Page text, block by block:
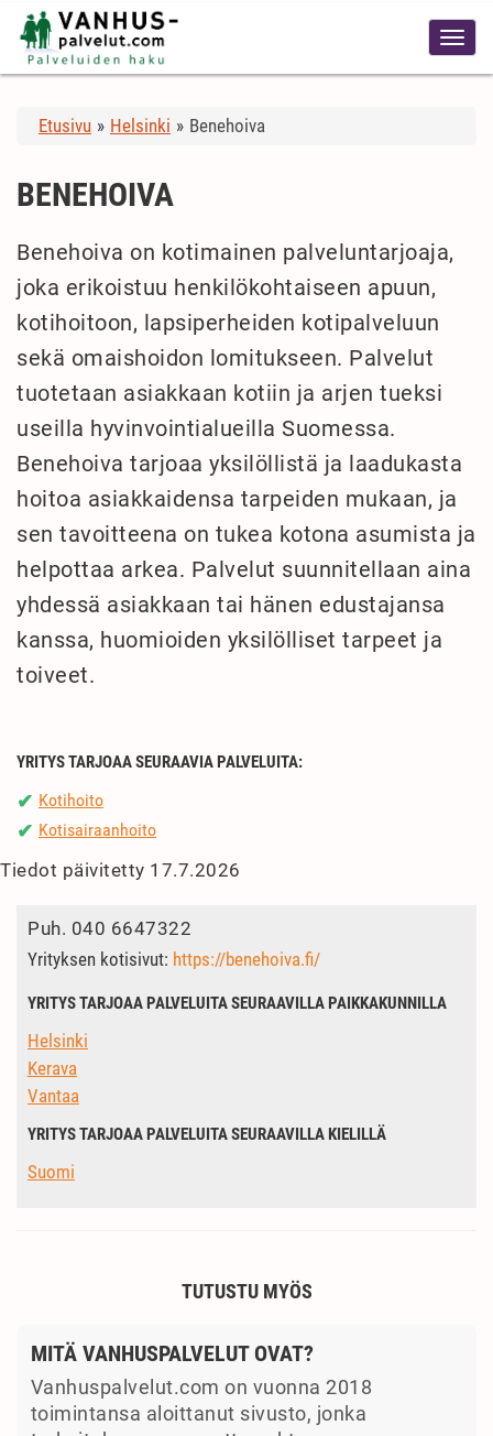
Etusivu » Helsinki » Benehoiva
BENEHOIVA
Benehoiva on kotimainen palveluntarjoaja,
joka erikoistuu henkilökohtaiseen apuun,
kotihoitoon, lapsiperheiden kotipalveluun
sekä omaishoidon lomitukseen. Palvelut
tuotetaan asiakkaan kotiin ja arjen tueksi
useilla hyvinvointialueilla Suomessa.
Benehoiva tarjoaa yksilöllistä ja laadukasta
hoitoa asiakkaidensa tarpeiden mukaan, ja
sen tavoitteena on tukea kotona asumista ja
helpottaa arkea. Palvelut suunnitellaan aina
yhdessä asiakkaan tai hänen edustajansa
kanssa, huomioiden yksilölliset tarpeet ja
toiveet.
YRITYS TARJOAA SEURAAVIA PALVELUITA:
✔ Kotihoito
✔ Kotisairaanhoito
Tiedot päivitetty 17.7.2026
Puh. 040 6647322
Yrityksen kotisivut: https://benehoiva.fi/
YRITYS TARJOAA PALVELUITA SEURAAVILLA PAIKKAKUNNILLA
Helsinki
Kerava
Vantaa
YRITYS TARJOAA PALVELUITA SEURAAVILLA KIELILLÄ
Suomi
TUTUSTU MYÖS
MITÄ VANHUSPALVELUT OVAT?
Vanhuspalvelut.com on vuonna 2018
toimintansa aloittanut sivusto, jonka